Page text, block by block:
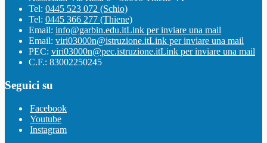
Tel: 0445 523 072 (Schio)
Tel: 0445 366 277 (Thiene)
Email: info@garbin.edu.itLink per inviare una mail
Email: viri03000n@istruzione.itLink per inviare una mail
PEC: viri03000n@pec.istruzione.itLink per inviare una mail
C.F.: 83002250245
Seguici su
Facebook
Youtube
Instagram